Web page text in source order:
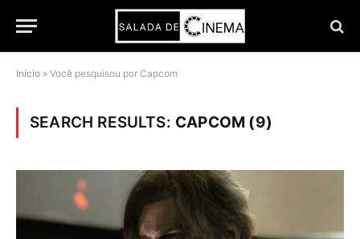
Início » Você pesquisou por Capcom
SEARCH RESULTS: CAPCOM (9)